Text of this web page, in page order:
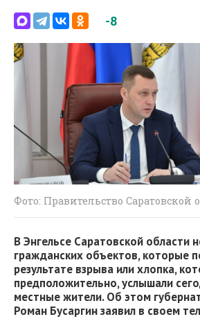
-8
Фото: Правительство Саратовской
В Энгельсе Саратовской области
гражданских объектов, которые
результате взрыва или хлопка,
предположительно, услышали
местные жители. Об этом
Роман Бусаргин заявил в своем